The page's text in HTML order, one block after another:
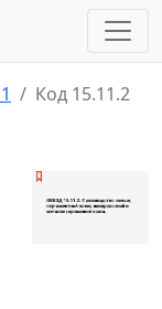
Код 15.11.2